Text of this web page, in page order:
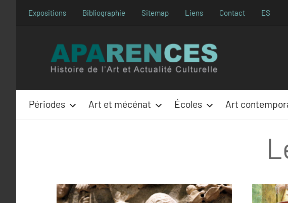
Expositions Bibliographie Sitemap Liens Contact ES
Périodes Art et mécénat Écoles Art